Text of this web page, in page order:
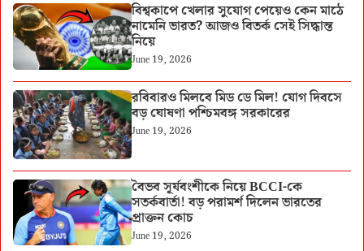
বিশ্বকাপে খেলার সুযোগ পেয়েও কেন মাঠে
নামেনি ভারত? আজও বিতর্ক সেই সিদ্ধান্ত
নিয়ে
June 19, 2026
রবিবারও মিলবে মিড ডে মিল! যোগ দিবসে
বড় ঘোষণা পশ্চিমবঙ্গ সরকারের
June 19, 2026
বৈভব সূর্যবংশীকে নিয়ে BCCI-কে
সতর্কবার্তা! বড় পরামর্শ দিলেন ভারতের
প্রাক্তন কোচ
June 19, 2026